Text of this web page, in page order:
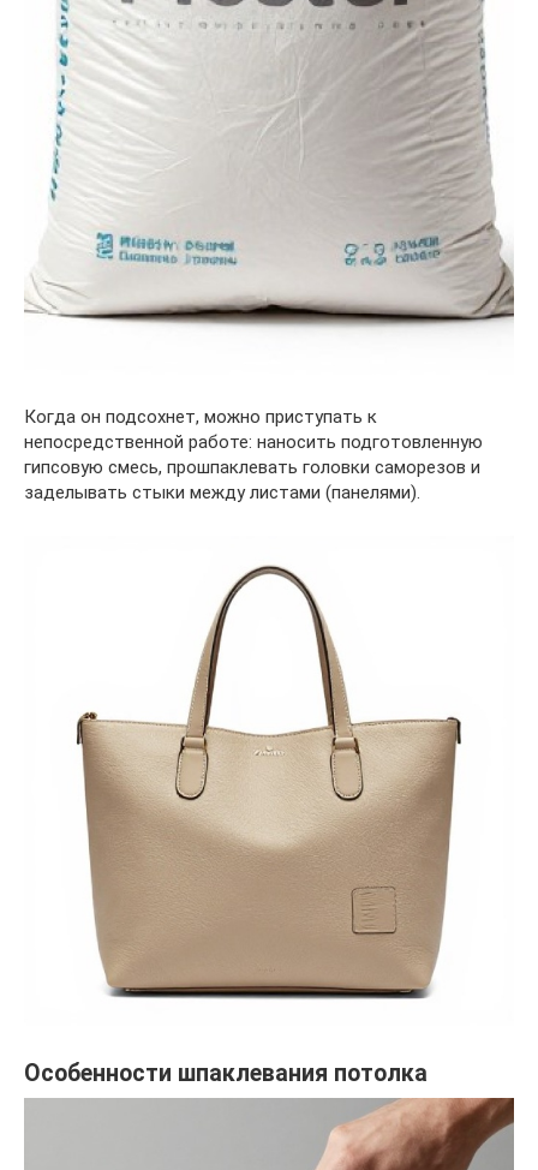
Когда он подсохнет, можно приступать к
непосредственной работе: наносить подготовленную
гипсовую смесь, прошпаклевать головки саморезов и
заделывать стыки между листами (панелями).
Особенности шпаклевания потолка